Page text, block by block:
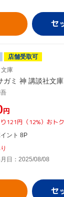
店舗受取可
文庫
ガミ 神 講談社文庫
円
121円（12%）おトク
ント 8P
日：2025/08/08